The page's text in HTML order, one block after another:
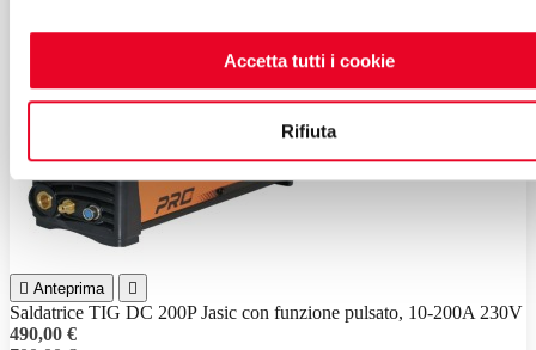
Accetta tutti i cookie
Rifiuta
 Anteprima 
Saldatrice TIG DC 200P Jasic con funzione pulsato, 10-200A 230V
490,00 €